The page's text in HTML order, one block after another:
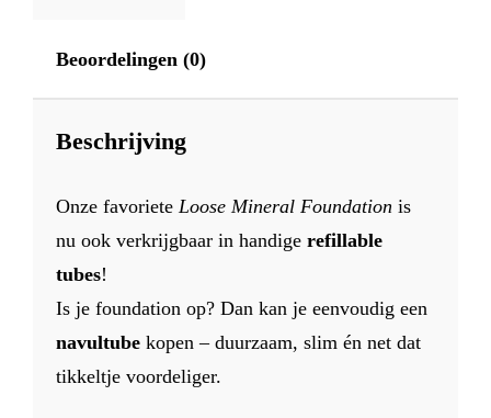
Beoordelingen (0)
Beschrijving
Onze favoriete Loose Mineral Foundation is
nu ook verkrijgbaar in handige refillable
tubes!
Is je foundation op? Dan kan je eenvoudig een
navul­tube kopen – duurzaam, slim én net dat
tikkeltje voordeliger.